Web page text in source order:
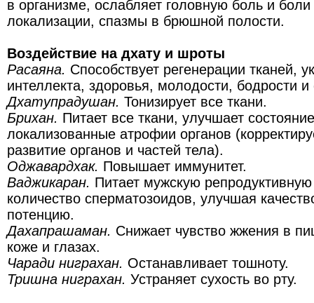
в организме, ослабляет головную боль и
локализации, спазмы в брюшной полости.
Воздействие на дхату и шроты
Расаяна. Способствует регенерации тканей,
интеллекта, здоровья, молодости, бодрости и
Дхатупрадушан. Тонизирует все ткани.
Брихан. Питает все ткани, улучшает
локализованные атрофии органов
развитие органов и частей тела).
Оджавардхак. Повышает иммунитет.
Ваджикаран. Питает мужскую репродуктивную
количество сперматозоидов, улучшая
потенцию.
Дахапрашаман. Снижает чувство жжения в
коже и глазах.
Чаради ниграхан. Останавливает тошноту.
Тришна ниграхан. Устраняет сухость во рту.